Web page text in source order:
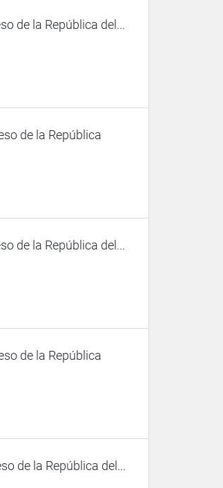
de la República del...
de la República
de la República del...
de la República
de la República del...